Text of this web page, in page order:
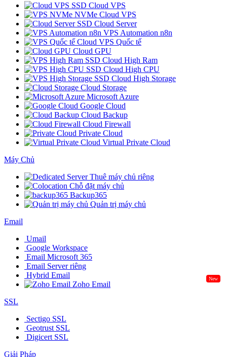
SSD Cloud VPS
NVMe Cloud VPS
SSD Cloud Server
VPS Automation n8n
Cloud VPS Quốc tế
Cloud GPU
SSD Cloud High Ram
SSD Cloud High CPU
SSD Cloud High Storage
Cloud Storage
Microsoft Azure
Google Cloud
Cloud Backup
Cloud Firewall
Private Cloud
Virtual Private Cloud
Máy Chủ
Thuê máy chủ riêng
Chỗ đặt máy chủ
Backup365
Quản trị máy chủ
Email
Umail
Google Workspace
Email Microsoft 365
Email Server riêng
Hybrid Email
New
Zoho Email
SSL
Sectigo SSL
Geotrust SSL
Digicert SSL
Giải Pháp